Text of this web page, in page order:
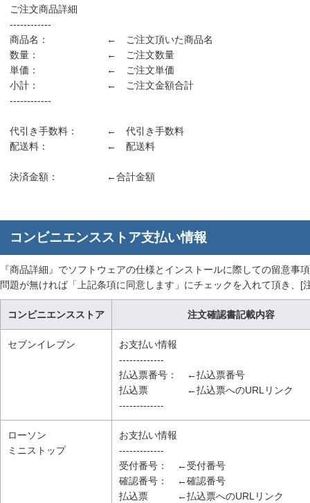
ご注文商品詳細
------------
商品名： ← ご注文頂いた商品名
数量： ← ご注文数量
単価： ← ご注文単価
小計： ← ご注文金額合計
------------
代引き手数料： ← 代引き手数料
配送料： ← 配送料
決済金額： ←合計金額
コンビニエンスストア支払い情報
『商品詳細』でソフトウェアの仕様とインストールに際しての留意事
問題が無ければ「上記条項に同意します」にチェックを入れて頂き
コンビニエンスストア 注文確認書記載内容
セブンイレブン
お支払い情報
-------------
払込票番号： ←払込票番号
払込票 ←払込票へのURLリンク
-------------
ローソン
ミニストップ
お支払い情報
-------------
受付番号： ←受付番号
確認番号： ←確認番号
払込票 ←払込票へのURLリンク